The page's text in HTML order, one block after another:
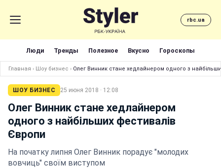
rbc.ua
Люди Тренды Полезное Вкусно Гороскопы
Главная › Шоу бизнес › Олег Винник стане хедлайнером одного з
ШОУ БИЗНЕС 25 июня 2018 · 12:08
Олег Винник стане хедлайнером
одного з найбільших фестивалів
Європи
На початку липня Олег Винник порадує "молодих
вовчиць" своїм виступом